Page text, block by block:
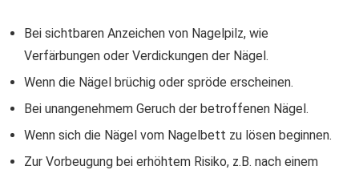
Bei sichtbaren Anzeichen von Nagelpilz, wie
Verfärbungen oder Verdickungen der Nägel.
Wenn die Nägel brüchig oder spröde erscheinen.
Bei unangenehmem Geruch der betroffenen Nägel.
Wenn sich die Nägel vom Nagelbett zu lösen beginnen.
Zur Vorbeugung bei erhöhtem Risiko, z.B. nach einem